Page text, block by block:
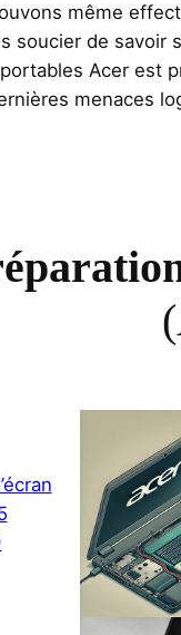
même
soucier de
Acer est
menaces